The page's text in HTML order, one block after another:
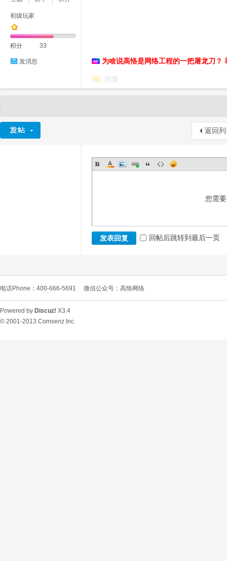
初级玩家
积分 33
发消息 为啥说高恪是网络工程的一把屠龙刀？
回复
返回
您需
发表回复 回帖后跳转到最后一页
电话Phone：400-666-5691 微信公众号：高恪网络
Powered by Discuz! X3.4
© 2001-2013 Comsenz Inc.